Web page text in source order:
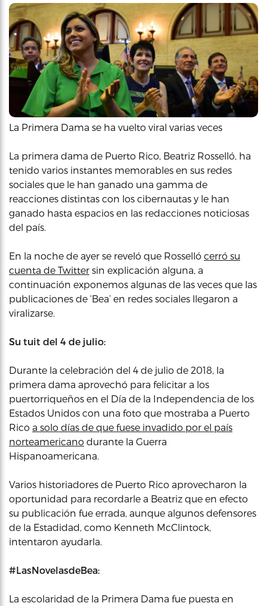
La Primera Dama se ha vuelto viral varias veces
La primera dama de Puerto Rico, Beatriz Rosselló, ha
tenido varios instantes memorables en sus redes
sociales que le han ganado una gamma de
reacciones distintas con los cibernautas y le han
ganado hasta espacios en las redacciones noticiosas
del país.
En la noche de ayer se reveló que Rosselló cerró su
cuenta de Twitter sin explicación alguna, a
continuación exponemos algunas de las veces que las
publicaciones de ‘Bea’ en redes sociales llegaron a
viralizarse.
Su tuit del 4 de julio:
Durante la celebración del 4 de julio de 2018, la
primera dama aprovechó para felicitar a los
puertorriqueños en el Día de la Independencia de los
Estados Unidos con una foto que mostraba a Puerto
Rico a solo días de que fuese invadido por el país
norteamericano durante la Guerra
Hispanoamericana.
Varios historiadores de Puerto Rico aprovecharon la
oportunidad para recordarle a Beatriz que en efecto
su publicación fue errada, aunque algunos defensores
de la Estadidad, como Kenneth McClintock,
intentaron ayudarla.
#LasNovelasdeBea:
La escolaridad de la Primera Dama fue puesta en